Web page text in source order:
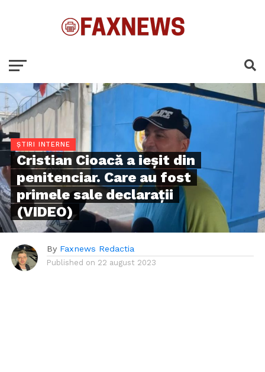
ȘTIRI INTERNE
Cristian Cioacă a ieşit din
penitenciar. Care au fost
primele sale declaraţii
(VIDEO)
By Faxnews Redactia
Published on 22 august 2023